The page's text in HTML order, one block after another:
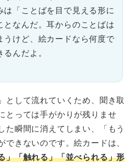
は「ことばを目で見える形に
となんだ。耳からのことばは
うけど、絵カードなら何度で
んだよ。
として流れていくため、聞き取
とっては手がかりが残りませ
た瞬間に消えてしまい、「もう
できないのです。絵カードは、
」「触れる」「並べられる」形